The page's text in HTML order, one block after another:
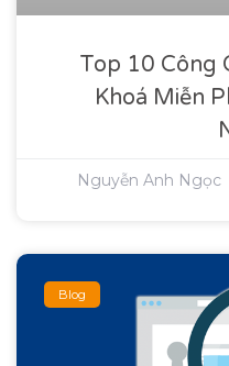
Top 10 Công
Khoá Miễn
Nguyễn Anh Ngọc
Blog